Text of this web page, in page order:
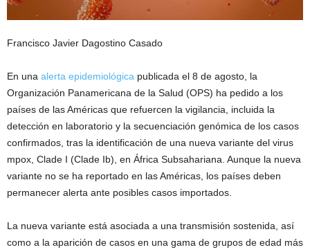
Francisco Javier Dagostino Casado
En una alerta epidemiológica publicada el 8 de agosto, la
Organización Panamericana de la Salud (OPS) ha pedido a los
países de las Américas que refuercen la vigilancia, incluida la
detección en laboratorio y la secuenciación genómica de los casos
confirmados, tras la identificación de una nueva variante del virus
mpox, Clade I (Clade Ib), en África Subsahariana. Aunque la nueva
variante no se ha reportado en las Américas, los países deben
permanecer alerta ante posibles casos importados.
La nueva variante está asociada a una transmisión sostenida, así
como a la aparición de casos en una gama de grupos de edad más